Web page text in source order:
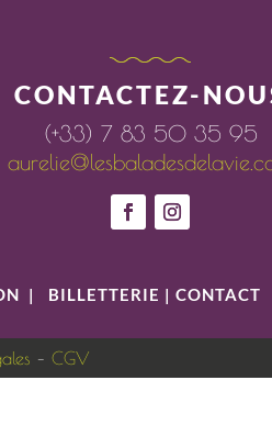
CONTACTEZ-
(+33) 7 83 50 35 95
| BILLETTERIE | CONTACT
– CGV